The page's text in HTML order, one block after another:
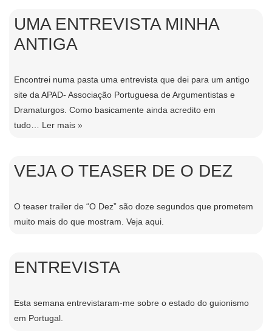
UMA ENTREVISTA MINHA
ANTIGA
Encontrei numa pasta uma entrevista que dei para um antigo
site da APAD- Associação Portuguesa de Argumentistas e
Dramaturgos. Como basicamente ainda acredito em
tudo… Ler mais »
VEJA O TEASER DE O DEZ
O teaser trailer de “O Dez” são doze segundos que prometem
muito mais do que mostram. Veja aqui.
ENTREVISTA
Esta semana entrevistaram-me sobre o estado do guionismo
em Portugal.